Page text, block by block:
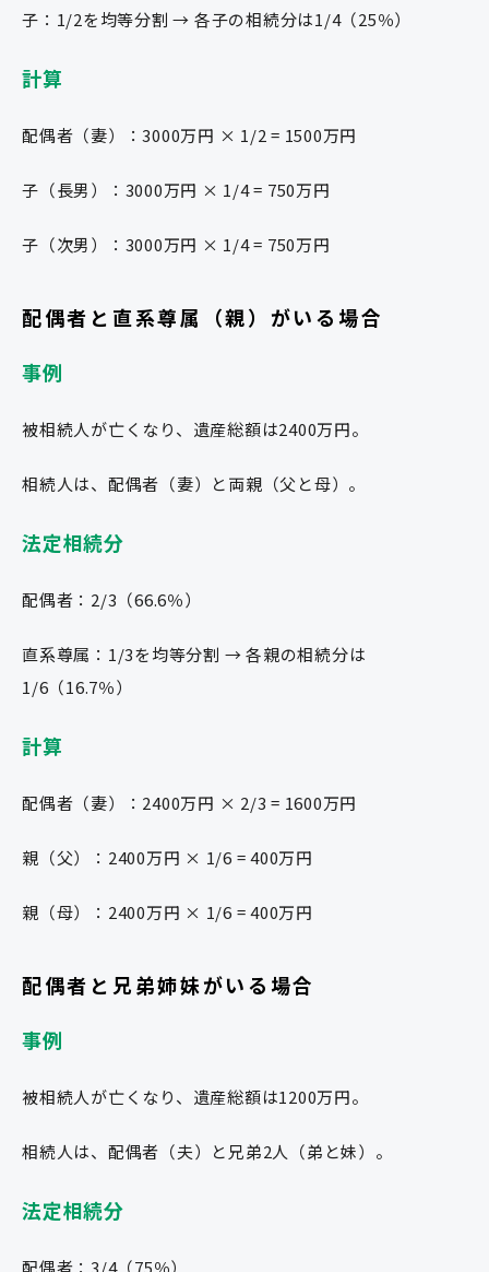
子：1/2を均等分割 → 各子の相続分は1/4（25％）
計算
配偶者（妻）：3000万円 × 1/2 = 1500万円
子（長男）：3000万円 × 1/4 = 750万円
子（次男）：3000万円 × 1/4 = 750万円
配偶者と直系尊属（親）がいる場合
事例
被相続人が亡くなり、遺産総額は2400万円。
相続人は、配偶者（妻）と両親（父と母）。
法定相続分
配偶者：2/3（66.6％）
直系尊属：1/3を均等分割 → 各親の相続分は
1/6（16.7％）
計算
配偶者（妻）：2400万円 × 2/3 = 1600万円
親（父）：2400万円 × 1/6 = 400万円
親（母）：2400万円 × 1/6 = 400万円
配偶者と兄弟姉妹がいる場合
事例
被相続人が亡くなり、遺産総額は1200万円。
相続人は、配偶者（夫）と兄弟2人（弟と妹）。
法定相続分
配偶者：3/4（75％）